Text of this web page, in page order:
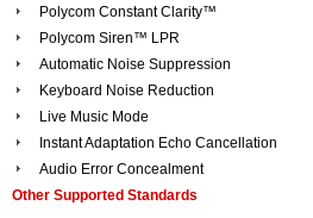
Polycom Constant Clarity™
Polycom Siren™ LPR
Automatic Noise Suppression
Keyboard Noise Reduction
Live Music Mode
Instant Adaptation Echo Cancellation
Audio Error Concealment
Other Supported Standards